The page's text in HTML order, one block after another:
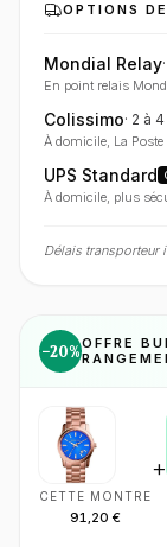
OPTIONS
Mondial Relay·
En point relais
Colissimo· 2 à
À domicile, La Poste
UPS Standard
À domicile, plus
Délais transporteur
−20%OFFRE
CETTE MONTRE
91,20 €
+